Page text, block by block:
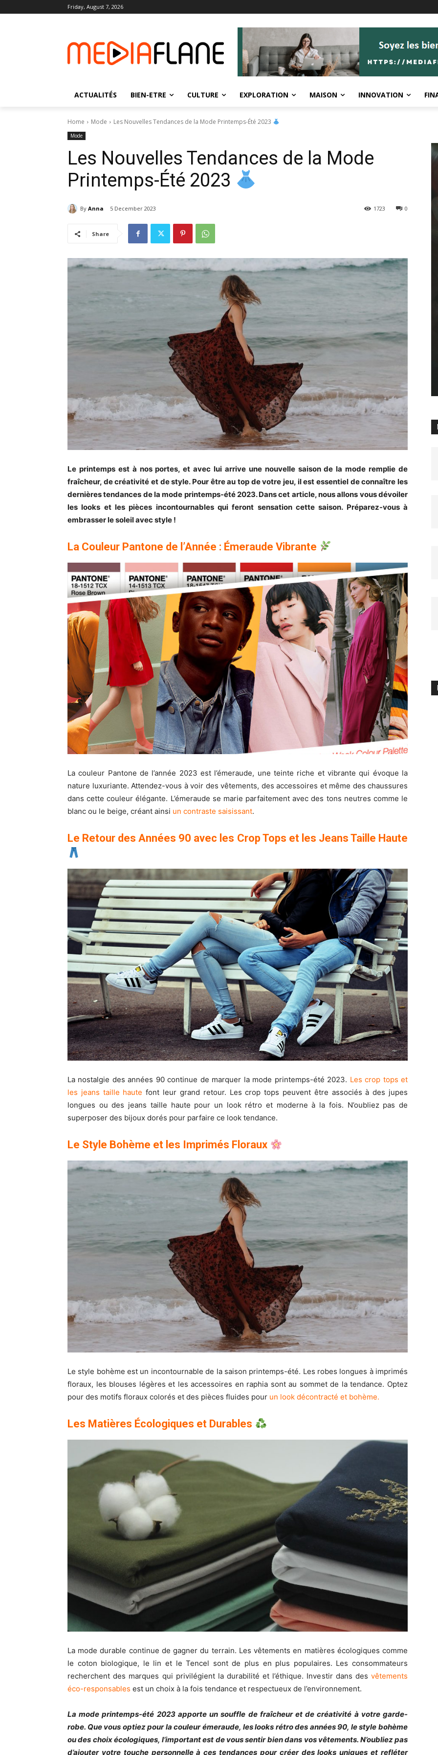
Friday, August 7, 2026
ACTUALITÉS BIEN-ETRE CULTURE EXPLORATION MAISON INNOVATION
Home Mode Les Nouvelles Tendances de la Mode Printemps-Été 2023
Mode
Les Nouvelles Tendances de la Mode
Printemps-Été 2023
By Anna 5 December 2023 0
1723
Share
Le printemps est à nos portes, et avec lui arrive une nouvelle saison de la mode remplie de
fraîcheur, de créativité et de style. Pour être au top de votre jeu, il est essentiel de connaître les
dernières tendances de la mode printemps-été 2023. Dans cet article, nous allons vous dévoiler
les looks et les pièces incontournables qui feront sensation cette saison. Préparez-vous à
embrasser le soleil avec style !
La Couleur Pantone de l’Année : Émeraude Vibrante
La couleur Pantone de l’année 2023 est l’émeraude, une teinte riche et vibrante qui évoque la
nature luxuriante. Attendez-vous à voir des vêtements, des accessoires et même des chaussures
dans cette couleur élégante. L’émeraude se marie parfaitement avec des tons neutres comme le
blanc ou le beige, créant ainsi un contraste saisissant.
Le Retour des Années 90 avec les Crop Tops et les Jeans Taille Haute
La nostalgie des années 90 continue de marquer la mode printemps-été 2023. Les crop tops et
les jeans taille haute font leur grand retour. Les crop tops peuvent être associés à des jupes
longues ou des jeans taille haute pour un look rétro et moderne à la fois. N’oubliez pas de
superposer des bijoux dorés pour parfaire ce look tendance.
Le Style Bohème et les Imprimés Floraux
Le style bohème est un incontournable de la saison printemps-été. Les robes longues à imprimés
floraux, les blouses légères et les accessoires en raphia sont au sommet de la tendance. Optez
pour des motifs floraux colorés et des pièces fluides pour un look décontracté et bohème.
Les Matières Écologiques et Durables
La mode durable continue de gagner du terrain. Les vêtements en matières écologiques comme
le coton biologique, le lin et le Tencel sont de plus en plus populaires. Les consommateurs
recherchent des marques qui privilégient la durabilité et l’éthique. Investir dans des vêtements
éco-responsables est un choix à la fois tendance et respectueux de l’environnement.
La mode printemps-été 2023 apporte un souffle de fraîcheur et de créativité à votre garde-
robe. Que vous optiez pour la couleur émeraude, les looks rétro des années 90, le style bohème
ou des choix écologiques, l’important est de vous sentir bien dans vos vêtements. N’oubliez pas
d’ajouter votre touche personnelle à ces tendances pour créer des looks uniques et refléter